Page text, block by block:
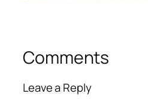
Comments
Leave a Reply